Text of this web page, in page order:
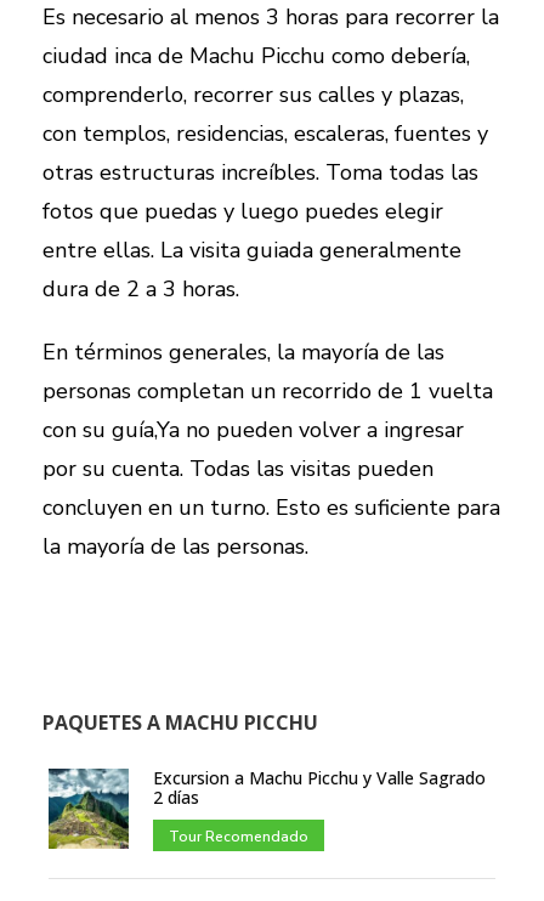
Es necesario al menos 3 horas para recorrer la
ciudad inca de Machu Picchu como debería,
comprenderlo, recorrer sus calles y plazas,
con templos, residencias, escaleras, fuentes y
otras estructuras increíbles. Toma todas las
fotos que puedas y luego puedes elegir
entre ellas. La visita guiada generalmente
dura de 2 a 3 horas.
En términos generales, la mayoría de las
personas completan un recorrido de 1 vuelta
con su guía,Ya no pueden volver a ingresar
por su cuenta. Todas las visitas pueden
concluyen en un turno. Esto es suficiente para
la mayoría de las personas.
PAQUETES A MACHU PICCHU
Excursion a Machu Picchu y Valle Sagrado
2 días
Tour Recomendado